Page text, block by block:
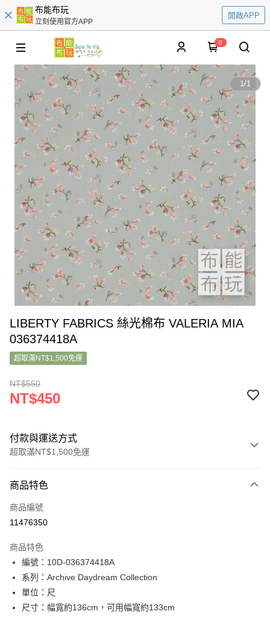
布能布玩
立刻使用官方APP
開啟APP
0
1/1
LIBERTY FABRICS 絲光棉布 VALERIA MIA
036374418A
超取滿NT$1,500免運
NT$550
NT$450
付款與運送方式
超取滿NT$1,500免運
信用卡一次付款
超商取貨付款
Apple Pay
街口支付
Google Pay
商品特色
商品編號
11476350
商品特色
編號：10D-036374418A
系列：Archive Daydream Collection
單位：尺
尺寸：幅寬約136cm，可用幅寬約133cm